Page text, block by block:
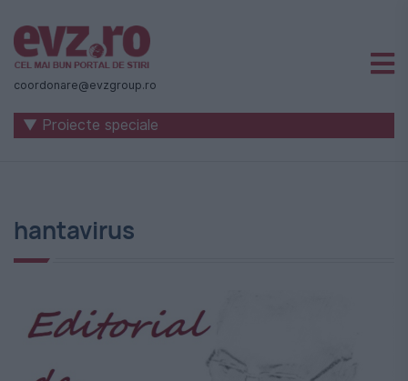
Știri
naționale
internaționale
-
Evenimentul
coordonare@evzgroup.ro
▼ Proiecte speciale
hantavirus